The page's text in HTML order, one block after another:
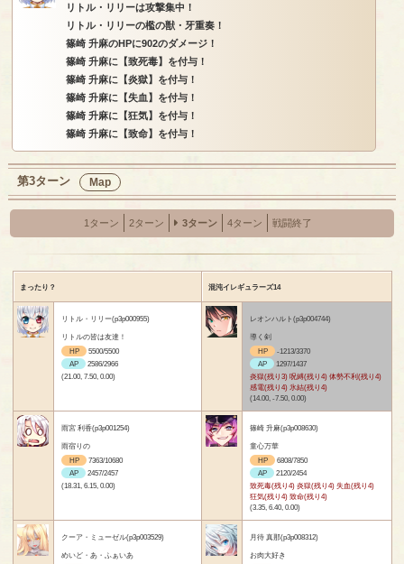
リトル・リリーは攻撃集中！
リトル・リリーの檻の獣・牙重奏！
篠崎 升麻のHPに902のダメージ！
篠崎 升麻に【致死毒】を付与！
篠崎 升麻に【炎獄】を付与！
篠崎 升麻に【失血】を付与！
篠崎 升麻に【狂気】を付与！
篠崎 升麻に【致命】を付与！
第3ターン Map
1ターン 2ターン 3ターン 4ターン 戦闘終了
まったり？ 混沌イレギュラーズ14
リトル・リリー(p3p000955)
リトルの皆は友達！
HP
5500/5500
AP
2586/2966
(21.00, 7.50, 0.00)
レオンハルト(p3p004744)
導く剣
HP
-1213/3370
AP
1297/1437
炎獄(残り3) 呪縛(残り4) 体勢不利(残り4)
感電(残り4) 氷結(残り4)
(14.00, -7.50, 0.00)
雨宮 利香(p3p001254)
雨宿りの
HP
7363/10680
AP
2457/2457
(18.31, 6.15, 0.00)
篠崎 升麻(p3p008630)
童心万華
HP
6808/7850
AP
2120/2454
致死毒(残り4) 炎獄(残り4) 失血(残り4)
狂気(残り4) 致命(残り4)
(3.35, 6.40, 0.00)
クーア・ミューゼル(p3p003529)
めいど・あ・ふぁいあ
月待 真那(p3p008312)
お肉大好き